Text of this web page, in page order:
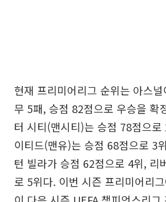
현재 프리미어리그 순위는 아스
무 5패, 승점 82점으로 우승을 확
터 시티(맨시티)는 승점 78점으
이티드(맨유)는 승점 68점으로 3
턴 빌라가 승점 62점으로 4위, 리
로 5위다. 이번 시즌 프리미어리